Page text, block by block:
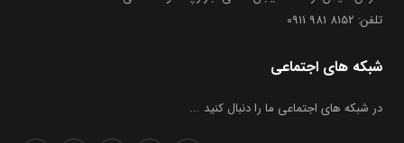
تلفن: 8152 981 0911
شبکه های اجتماعی
در شبکه های اجتماعی ما را دنبال کنید ...